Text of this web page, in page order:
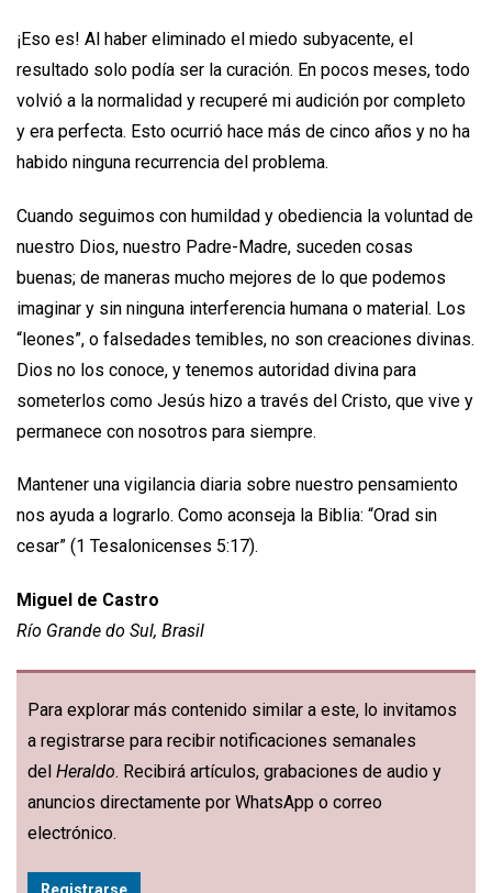
¡Eso es! Al haber eliminado el miedo subyacente, el
resultado solo podía ser la curación. En pocos meses, todo
volvió a la normalidad y recuperé mi audición por completo
y era perfecta. Esto ocurrió hace más de cinco años y no ha
habido ninguna recurrencia del problema.
Cuando seguimos con humildad y obediencia la voluntad de
nuestro Dios, nuestro Padre-Madre, suceden cosas
buenas; de maneras mucho mejores de lo que podemos
imaginar y sin ninguna interferencia humana o material. Los
“leones”, o falsedades temibles, no son creaciones divinas.
Dios no los conoce, y tenemos autoridad divina para
someterlos como Jesús hizo a través del Cristo, que vive y
permanece con nosotros para siempre.
Mantener una vigilancia diaria sobre nuestro pensamiento
nos ayuda a lograrlo. Como aconseja la Biblia: “Orad sin
cesar” (1 Tesalonicenses 5:17).
Miguel de Castro
Río Grande do Sul, Brasil
Para explorar más contenido similar a este, lo invitamos
a registrarse para recibir notificaciones semanales
del Heraldo. Recibirá artículos, grabaciones de audio y
anuncios directamente por WhatsApp o correo
electrónico.
Registrarse